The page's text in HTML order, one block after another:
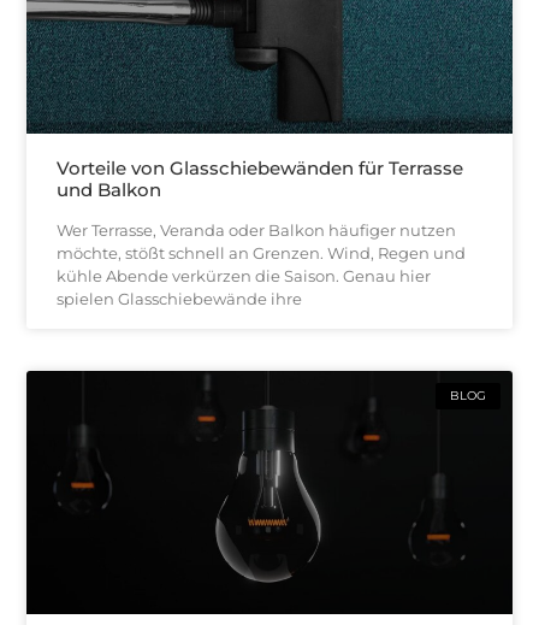
Vorteile von Glasschiebewänden für Terrasse
und Balkon
Wer Terrasse, Veranda oder Balkon häufiger nutzen
möchte, stößt schnell an Grenzen. Wind, Regen und
kühle Abende verkürzen die Saison. Genau hier
spielen Glasschiebewände ihre
BLOG